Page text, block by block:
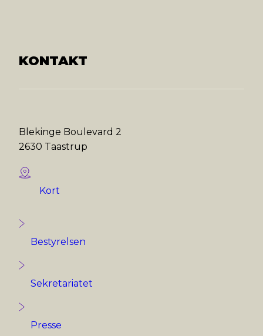
KONTAKT
Blekinge Boulevard 2
2630 Taastrup
Kort
Bestyrelsen
Sekretariatet
Presse